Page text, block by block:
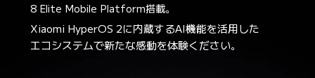
8 Elite Mobile Platform搭載。
Xiaomi HyperOS 2に内蔵するAI機能を活用した
エコシステムで新たな感動を体験ください。